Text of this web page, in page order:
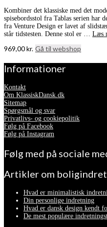
Kombiner det klassiske med det
spisebordsstol fra Tablas serien har
fra Venture Design er lavet af
står tidstesten. Denne stol er … Læs
969,00kr. Gå til webshop
Informationer
Kontakt
Om KlassiskDansk.dk
Sitemap
Spørgsmål og svar
Privatlivs- og cookiepolitik
Følg på Facebook
Følg på Instagram
Følg med på sociale
Artikler om
Hvad er minimalistisk
Din personlige indretning
Hvad er dansk design kendt
De mest populære